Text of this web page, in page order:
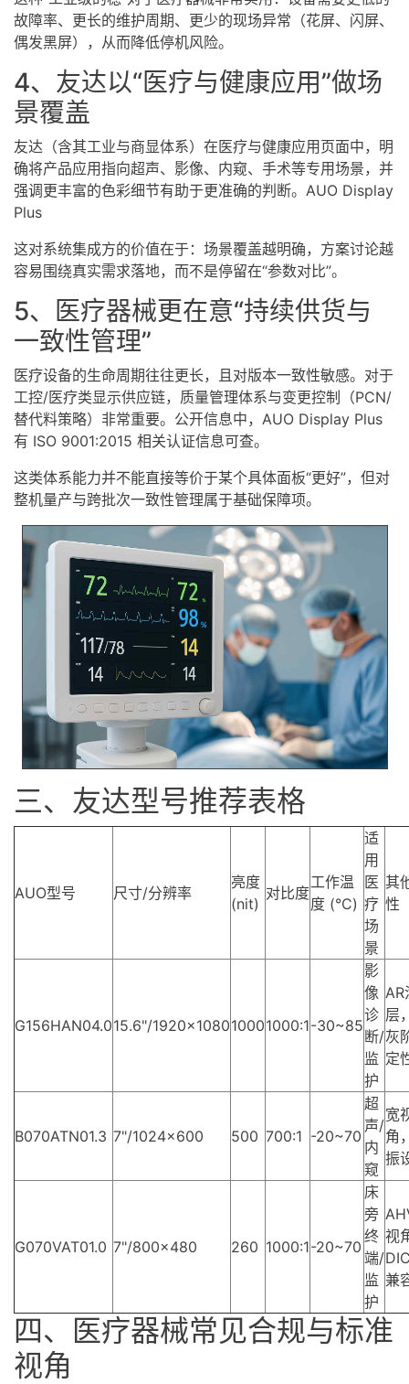
故障率、更长的维护周期、更少的现场异常（花屏、闪屏、
偶发黑屏），从而降低停机风险。
4、友达以“医疗与健康应用”做场
景覆盖
友达（含其工业与商显体系）在医疗与健康应用页面中，明
确将产品应用指向超声、影像、内窥、手术等专用场景，并
强调更丰富的色彩细节有助于更准确的判断。AUO Display
Plus
这对系统集成方的价值在于：场景覆盖越明确，方案讨论越
容易围绕真实需求落地，而不是停留在“参数对比”。
5、医疗器械更在意“持续供货与
一致性管理”
医疗设备的生命周期往往更长，且对版本一致性敏感。对于
工控/医疗类显示供应链，质量管理体系与变更控制（PCN/
替代料策略）非常重要。公开信息中，AUO Display Plus
有 ISO 9001:2015 相关认证信息可查。
这类体系能力并不能直接等价于某个具体面板“更好”，但对
整机量产与跨批次一致性管理属于基础保障项。
三、友达型号推荐表格
AUO型号 尺寸/分辨率
亮度
(nit)
对比度
工作温
度 (°C)
适
用
医
疗
场
景
其
性
G156HAN04.015.6"/1920x108010001000:1-30~85
影
像
诊
断/
监
护
AR
层
灰
定
B070ATN01.3 7"/1024x600 500 700:1 -20~70
超
声/
内
窥
宽
角
振
G070VAT01.0 7"/800x480 260 1000:1-20~70
床
旁
终
端/
监
护
视
兼
四、医疗器械常见合规与标准
视角